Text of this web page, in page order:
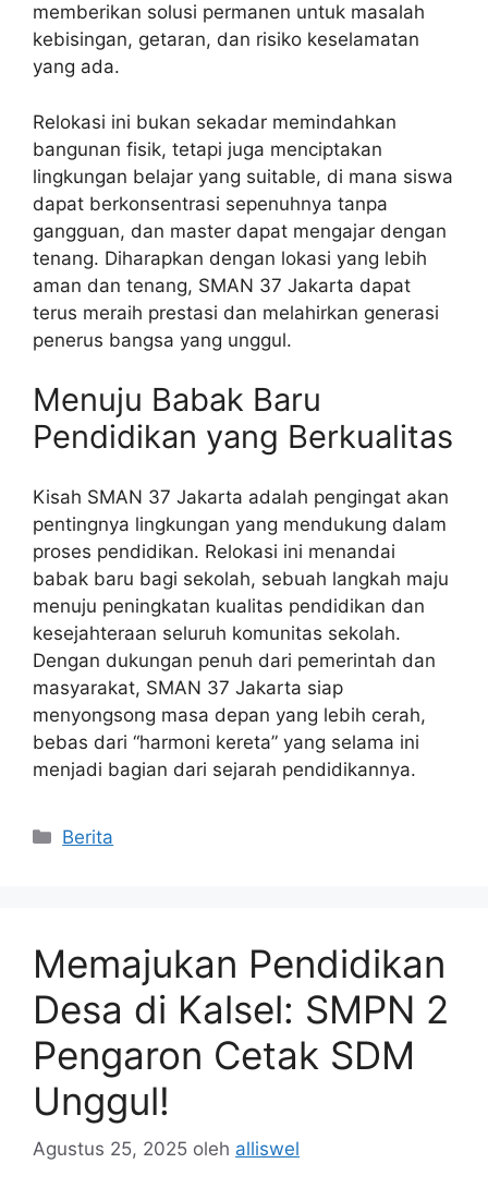
memberikan solusi permanen untuk masalah
kebisingan, getaran, dan risiko keselamatan
yang ada.
Relokasi ini bukan sekadar memindahkan
bangunan fisik, tetapi juga menciptakan
lingkungan belajar yang suitable, di mana siswa
dapat berkonsentrasi sepenuhnya tanpa
gangguan, dan master dapat mengajar dengan
tenang. Diharapkan dengan lokasi yang lebih
aman dan tenang, SMAN 37 Jakarta dapat
terus meraih prestasi dan melahirkan generasi
penerus bangsa yang unggul.
Menuju Babak Baru
Pendidikan yang Berkualitas
Kisah SMAN 37 Jakarta adalah pengingat akan
pentingnya lingkungan yang mendukung dalam
proses pendidikan. Relokasi ini menandai
babak baru bagi sekolah, sebuah langkah maju
menuju peningkatan kualitas pendidikan dan
kesejahteraan seluruh komunitas sekolah.
Dengan dukungan penuh dari pemerintah dan
masyarakat, SMAN 37 Jakarta siap
menyongsong masa depan yang lebih cerah,
bebas dari “harmoni kereta” yang selama ini
menjadi bagian dari sejarah pendidikannya.
Kategori
Berita
Memajukan Pendidikan
Desa di Kalsel: SMPN 2
Pengaron Cetak SDM
Unggul!
Agustus 25, 2025 oleh alliswel